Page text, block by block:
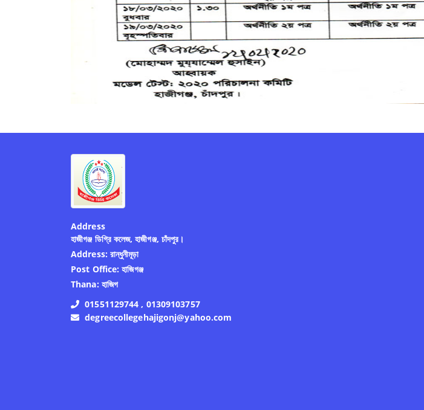
Address
হাজীগঞ্জ ডিগ্রি কলেজ, হাজীগঞ্জ, চাঁদপুর।
Address: রান্ধুনীমূড়া
Post Office: হাজিগঞ্জ
Thana: হাজিগ
01551129744 , 01309103757
degreecollegehajigonj@yahoo.com